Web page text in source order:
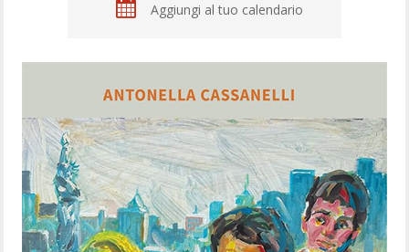
Aggiungi al tuo calendario